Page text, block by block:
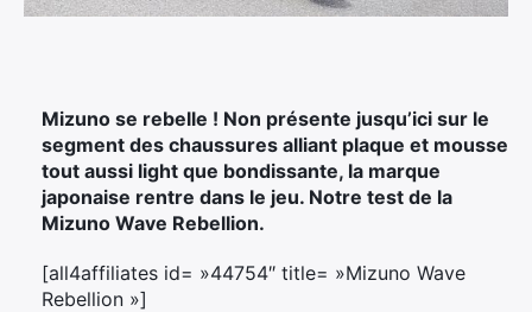
Mizuno se rebelle ! Non présente jusqu’ici sur le
segment des chaussures alliant plaque et mousse
tout aussi light que bondissante, la marque
japonaise rentre dans le jeu. Notre test de la
Mizuno Wave Rebellion.
[all4affiliates id= »44754″ title= »Mizuno Wave
Rebellion »]